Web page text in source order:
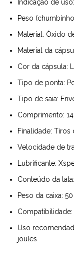
Indicação de
Peso
Material: Óxido
Material da
Cor da cápsula:
Tipo de ponta:
Tipo de saia:
Comprimento:
Finalidade:
Velocidade de
Lubrificante:
Conteúdo da
Peso da caixa:
Uso
joules